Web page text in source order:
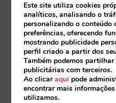
descontos para
Individual): -30 € ou -
único ponto de
Precisão em faixas
Este site utiliza cookies
analíticos, analisando o
personalizando o conteúdo
preferências, oferecendo
mostrando publicidade
perfil criado a partir dos
Também podemos
publicitárias com terceiros.
Ao clicaraqui pode
encontrar mais
utilizamos.